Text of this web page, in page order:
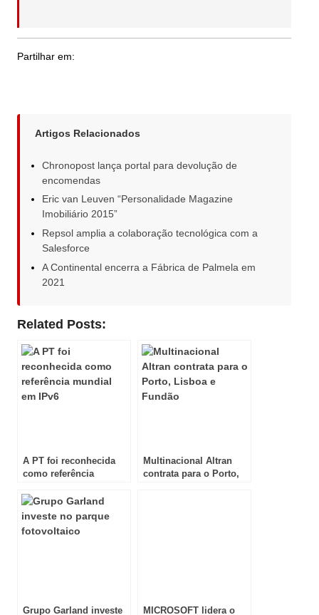
Partilhar em:
Artigos Relacionados
Chronopost lança portal para devolução de
encomendas
Eric van Leuven “Personalidade Magazine
Imobiliário 2015”
Repsol amplia a colaboração tecnológica com a
Salesforce
A Continental encerra a Fábrica de Palmela em
2021
Related Posts:
A PT foi reconhecida
como referência
Multinacional Altran
contrata para o Porto,
Grupo Garland investe
MICROSOFT lidera o